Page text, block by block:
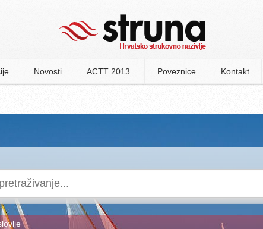
Novosti ACTT 2013. Poveznice Kontakt